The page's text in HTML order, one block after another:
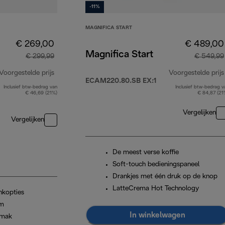
€ 269,00
€ 299,99
prijs
originele prijs € 299,99
Inclusief btw-bedrag van
€ 46,69 (21%)
Vergelijken
-11%
MAGNIFICA START
Magnifica Start
ECAM220.80.SB EX:1
€ 489,00
€ 549,99
Voorgestelde prijs
Inclusief btw-bedrag
€ 84,87
Vergelijken
De meest verse koffie
Soft-touch bedieningspaneel
Drankjes met één druk op de knop
LatteCrema Hot Technology
In winkelwagen